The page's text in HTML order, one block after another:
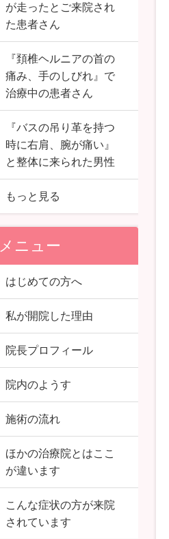
が走ったとご来院され
た患者さん
『頚椎ヘルニアの首の
痛み、手のしびれ』で
治療中の患者さん
『バスの吊り革を持つ
時に右肩、腕が痛い』
と整体に来られた男性
もっと見る
メニュー
はじめての方へ
私が開院した理由
院長プロフィール
院内のようす
施術の流れ
ほかの治療院とはここ
が違います
こんな症状の方が来院
されています